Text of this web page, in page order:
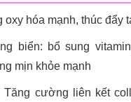
oxy hóa mạnh, thúc đẩy
biển: bổ sung
mịn khỏe mạnh
Tăng cường liên kết